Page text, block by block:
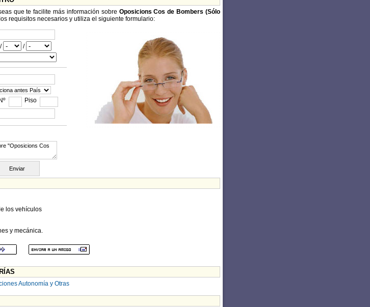
que te facilite más información sobre Oposicions Cos de Bombers (Sólo
requisitos necesarios y utiliza el siguiente formulario:
/
/
Nº
Piso
los vehículos
y mecánica.
Autonomía y Otras